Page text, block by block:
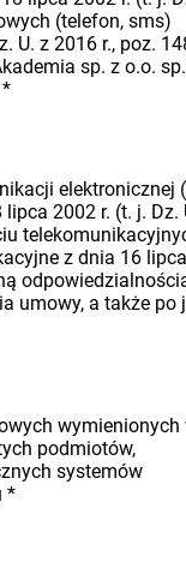
(telefon, sms)
U. z 2016 r., poz.
sp. z o.o.
*
elektronicznej
2002 r. (t. j. Dz.
z dnia 16 lipca
umowy, a także po
wymienionych
podmiotów,
systemów
*